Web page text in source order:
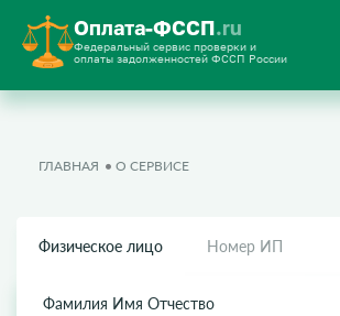
Оплата-ФССП.ru
Федеральный сервис проверки и
оплаты задолженностей ФССП России
ГЛАВНАЯ О СЕРВИСЕ
Физическое лицо Номер ИП
Фамилия Имя Отчество